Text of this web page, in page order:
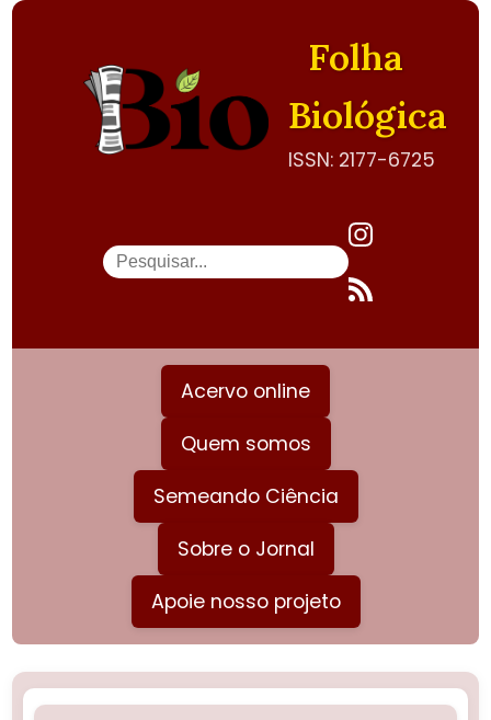
Folha
Biológica
ISSN: 2177-6725
Acervo online
Quem somos
Semeando Ciência
Sobre o Jornal
Apoie nosso projeto